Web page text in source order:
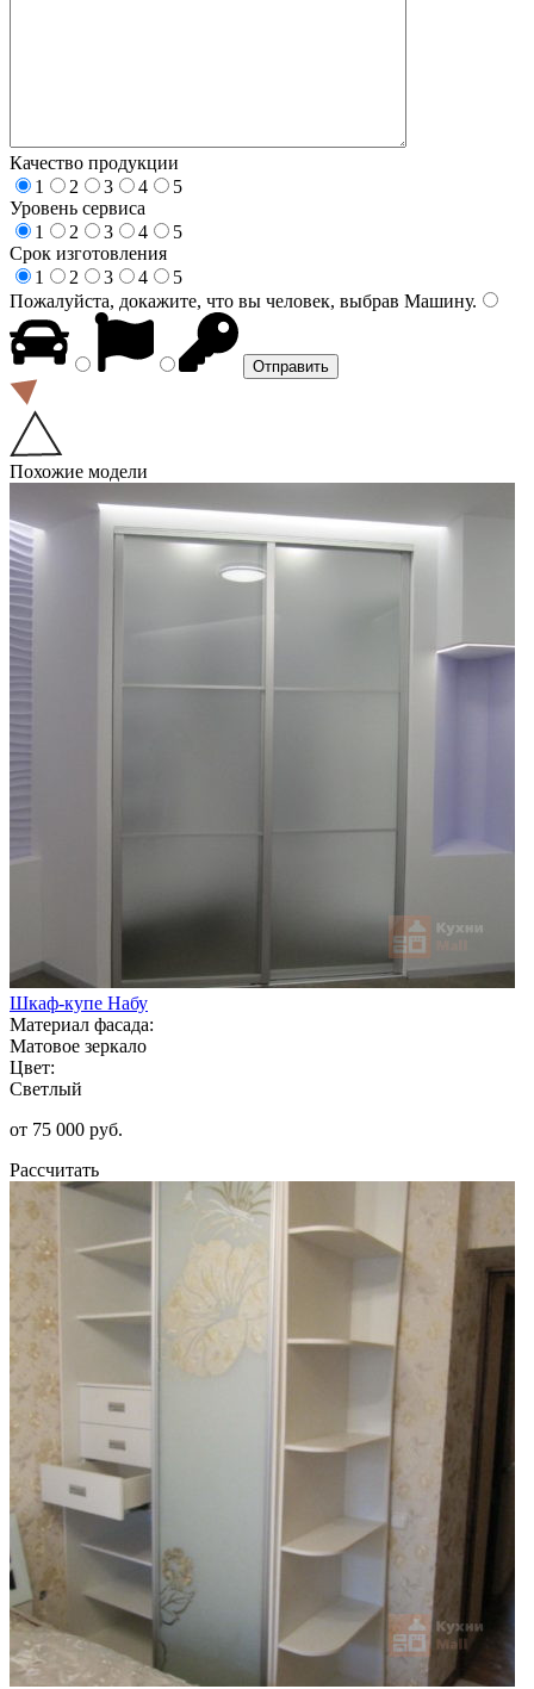
Качество продукции
1
2 3 4
5
Уровень сервиса
1
2 3 4
5
Срок изготовления
1
2 3 4
5
Пожалуйста, докажите, что вы человек, выбрав Машину.
Похожие модели
Шкаф-купе Набу
Материал фасада:
Матовое зеркало
Цвет:
Светлый
от 75 000 руб.
Рассчитать